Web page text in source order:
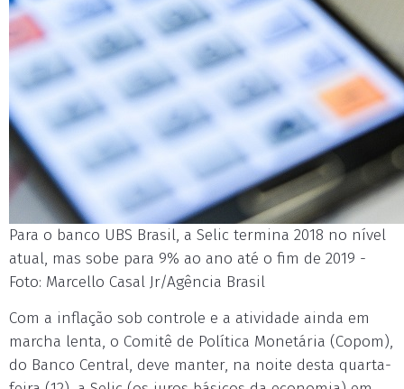
Para o banco UBS Brasil, a Selic termina 2018 no nível
atual, mas sobe para 9% ao ano até o fim de 2019 -
Foto: Marcello Casal Jr/Agência Brasil
Com a inflação sob controle e a atividade ainda em
marcha lenta, o Comitê de Política Monetária (Copom),
do Banco Central, deve manter, na noite desta quarta-